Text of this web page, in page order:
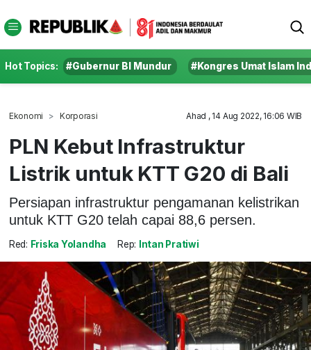
Hot Topics: #Gubernur BI Mundur #Kongres Umat Islam
Ekonomi Korporasi Ahad , 14 Aug 2022, 16:06 WIB
PLN Kebut Infrastruktur
Listrik untuk KTT G20 di Bali
Persiapan infrastruktur pengamanan kelistrikan
untuk KTT G20 telah capai 88,6 persen.
Red: Friska Yolandha Rep: Intan Pratiwi